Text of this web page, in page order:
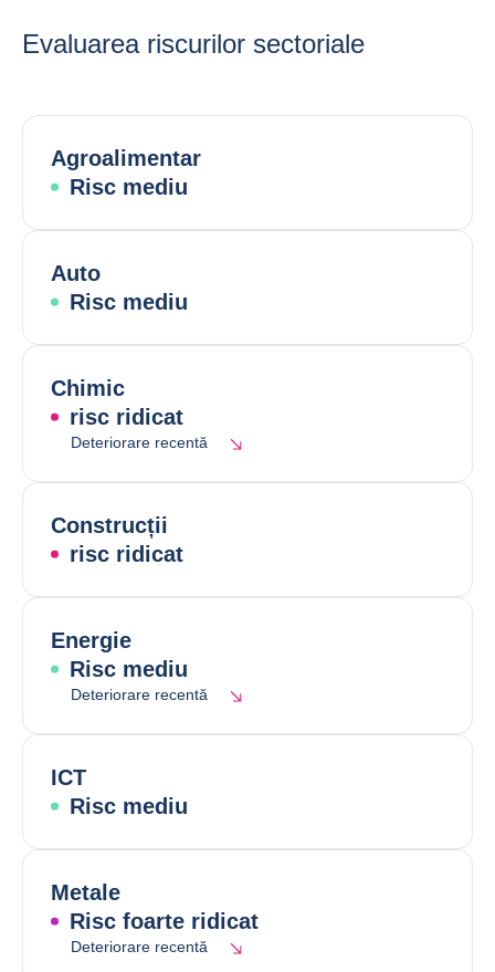
Evaluarea riscurilor sectoriale
Agroalimentar
Risc mediu
Auto
Risc mediu
Chimic
risc ridicat
Deteriorare recentă
Construcții
risc ridicat
Energie
Risc mediu
Deteriorare recentă
ICT
Risc mediu
Metale
Risc foarte ridicat
Deteriorare recentă